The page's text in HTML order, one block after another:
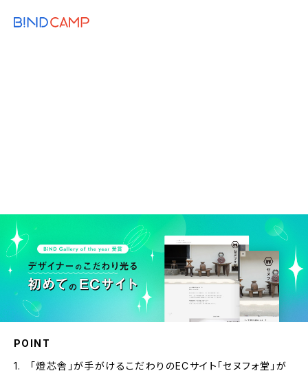
POINT
「燈芯舎」が手がけるこだわりのECサイト「セヌフォ堂」が